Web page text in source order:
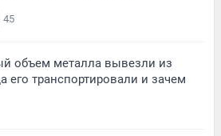
45
объем металла вывезли из
его транспортировали и зачем